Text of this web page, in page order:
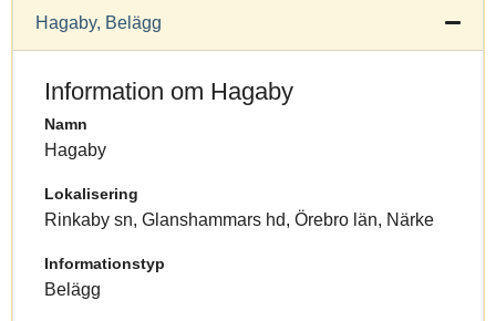
Hagaby, Belägg
Information om Hagaby
Namn
Hagaby
Lokalisering
Rinkaby sn, Glanshammars hd, Örebro län, Närke
Informationstyp
Belägg